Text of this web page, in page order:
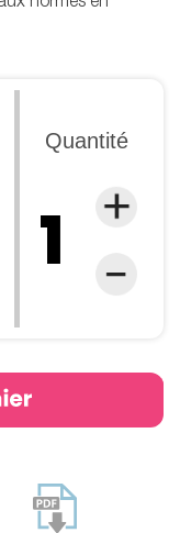
Quantité
normes en